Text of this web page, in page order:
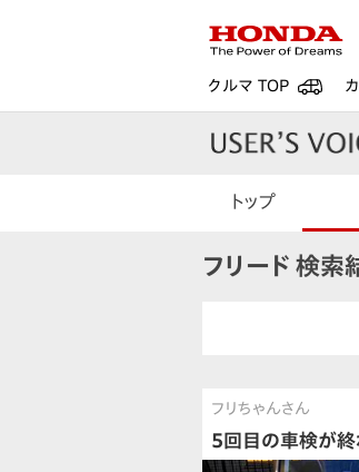
クルマ TOP
トップ
フリード 検索
フリちゃんさん
5回目の車検が終